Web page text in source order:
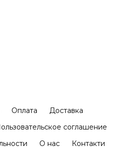
Оплата
Доставка
соглашение
О нас
Контакти